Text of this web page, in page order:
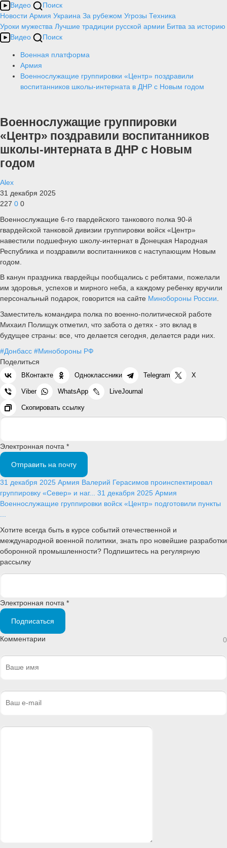
Видео
Поиск
Новости Армия Украина За рубежом Угрозы Техника
Уроки мужества Лучшие традиции русской армии Битва за историю
Видео
Поиск
Военная платформа
Армия
Военнослужащие группировки «Центр» поздравили
воспитанников школы-интерната в ДНР с Новым годом
Военнослужащие группировки
«Центр» поздравили воспитанников
школы-интерната в ДНР с Новым
годом
Alex
31 декабря 2025
227 0 0
Военнослужащие 6-го гвардейского танкового полка 90-й
гвардейской танковой дивизии группировки войск «Центр»
навестили подшефную школу-интернат в Донецкая Народная
Республика и поздравили воспитанников с наступающим Новым
годом.
В канун праздника гвардейцы пообщались с ребятами, пожелали
им здоровья, успехов и мирного неба, а каждому ребенку вручили
персональный подарок, говорится на сайте Минобороны России.
Заместитель командира полка по военно-политической работе
Михаил Полищук отметил, что забота о детях - это вклад в
будущее страны: все, что делается сегодня, делается ради них.
#Донбасс #Минобороны РФ
Поделиться
ВКонтакте Одноклассники Telegram X
Viber WhatsApp LiveJournal
Скопировать ссылку
Электронная почта *
Отправить на почту
31 декабря 2025 Армия Валерий Герасимов проинспектировал
группировку «Север» и наг... 31 декабря 2025 Армия
Военнослужащие группировки войск «Центр» подготовили пункты
Хотите всегда быть в курсе событий отечественной и
международной военной политики, знать про новейшие разработки
оборонной промышленности? Подпишитесь на регулярную
рассылку
Электронная почта *
Подписаться
Комментарии 0